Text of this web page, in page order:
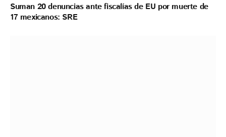
Suman 20 denuncias ante fiscalías de EU por muerte de
17 mexicanos: SRE